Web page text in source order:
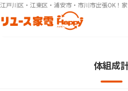
コ
ン
テ
ナ
ビ
ゲ
江戸川区・江東区・浦安市・市川市出張OK！
体組成